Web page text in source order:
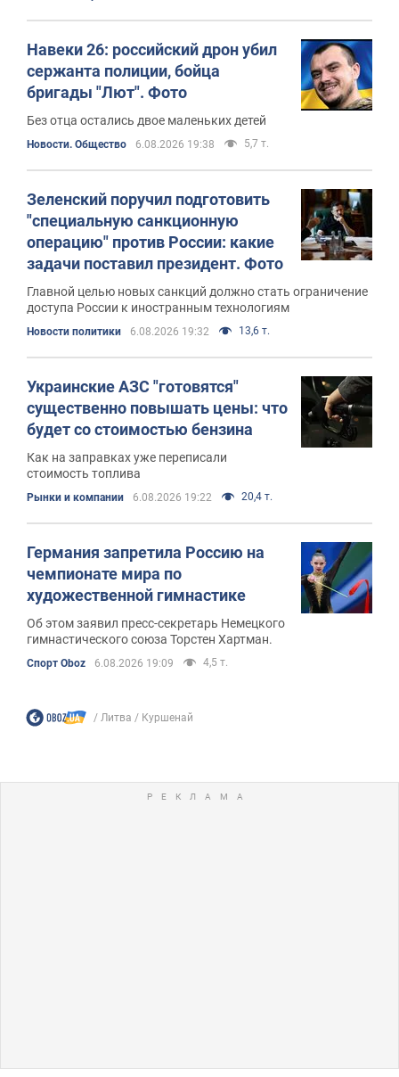
Навеки 26: российский дрон убил
сержанта полиции, бойца
бригады "Лют". Фото
Без отца остались двое маленьких детей
Новости. Общество 6.08.2026 19:38 5,7 т.
Зеленский поручил подготовить
"специальную санкционную
операцию" против России: какие
задачи поставил президент. Фото
Главной целью новых санкций должно стать ограничение
доступа России к иностранным технологиям
Новости политики 6.08.2026 19:32 13,6 т.
Украинские АЗС "готовятся"
существенно повышать цены: что
будет со стоимостью бензина
Как на заправках уже переписали
стоимость топлива
Рынки и компании 6.08.2026 19:22 20,4 т.
Германия запретила Россию на
чемпионате мира по
художественной гимнастике
Об этом заявил пресс-секретарь Немецкого
гимнастического союза Торстен Хартман.
Спорт Oboz 6.08.2026 19:09 4,5 т.
Литва Куршенай